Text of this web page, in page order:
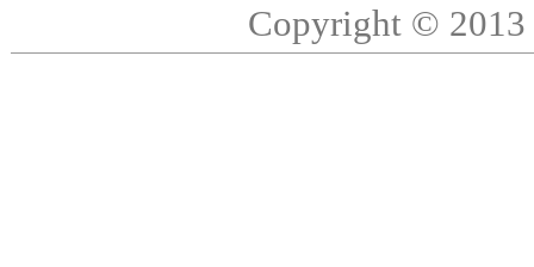
Copyright © 2013